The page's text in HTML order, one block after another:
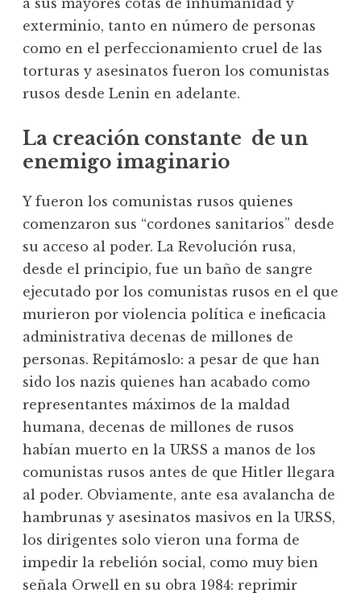
a sus mayores cotas de inhumanidad y
exterminio, tanto en número de personas
como en el perfeccionamiento cruel de las
torturas y asesinatos fueron los comunistas
rusos desde Lenin en adelante.
La creación constante de un
enemigo imaginario
Y fueron los comunistas rusos quienes
comenzaron sus “cordones sanitarios” desde
su acceso al poder. La Revolución rusa,
desde el principio, fue un baño de sangre
ejecutado por los comunistas rusos en el que
murieron por violencia política e ineficacia
administrativa decenas de millones de
personas. Repitámoslo: a pesar de que han
sido los nazis quienes han acabado como
representantes máximos de la maldad
humana, decenas de millones de rusos
habían muerto en la URSS a manos de los
comunistas rusos antes de que Hitler llegara
al poder. Obviamente, ante esa avalancha de
hambrunas y asesinatos masivos en la URSS,
los dirigentes solo vieron una forma de
impedir la rebelión social, como muy bien
señala Orwell en su obra 1984: reprimir